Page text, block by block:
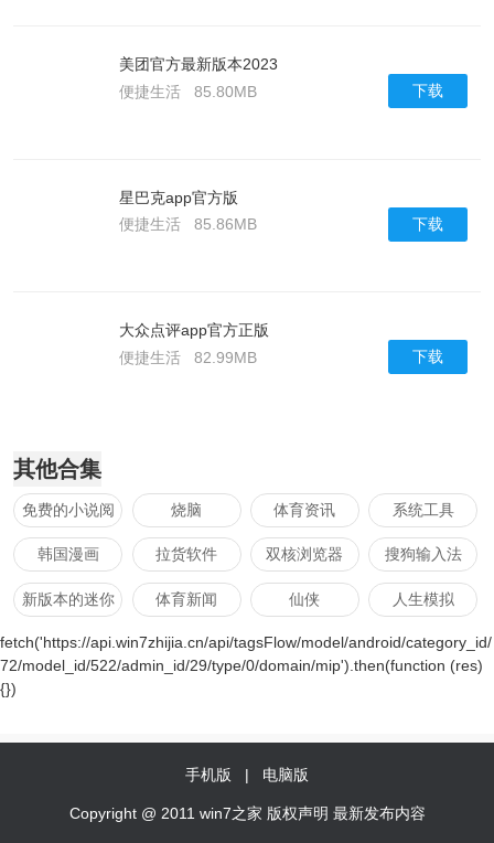
美团官方最新版本2023
便捷生活
85.80MB 下载
星巴克app官方版
便捷生活
85.86MB 下载
大众点评app官方正版
便捷生活
82.99MB 下载
其他合集
免费的小说阅
读器有哪些
烧脑 体育资讯 系统工具
韩国漫画 拉货软件 双核浏览器 搜狗输入法
新版本的迷你
体育新闻 仙侠 人生模拟
招聘 QQ浏览器
地铁跑酷新版
本
游戏盒子
求职 赛车
游戏交易平台 快递查询 搜题软件 飞卢小说官网
fetch('https://api.win7zhijia.cn/api/tagsFlow/model/android/category_id/
72/model_id/522/admin_id/29/type/0/domain/mip').then(function (res)
{})
手机版 | 电脑版
Copyright @ 2011 win7之家 版权声明 最新发布内容